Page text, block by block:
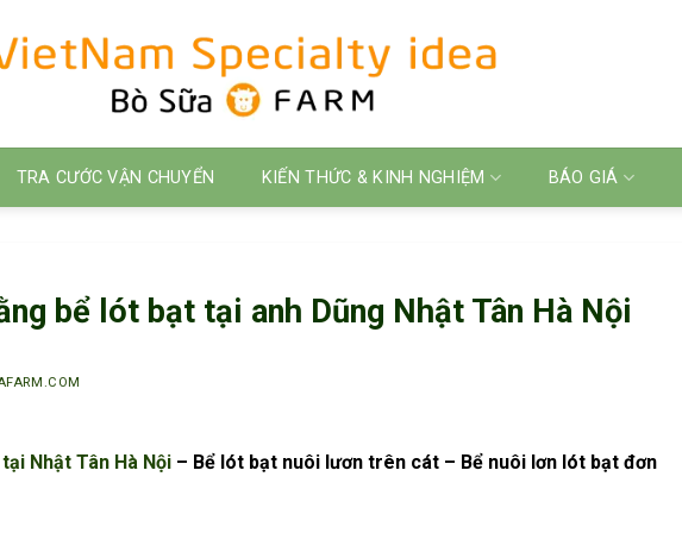
TRA CƯỚC VẬN CHUYỂN KIẾN THỨC & KINH NGHIỆM BÁO GIÁ
bể lót bạt tại anh Dũng Nhật Tân Hà Nội
Nhật Tân Hà Nội – Bể lót bạt nuôi lươn trên cát – Bể nuôi lơn lót bạt đơn